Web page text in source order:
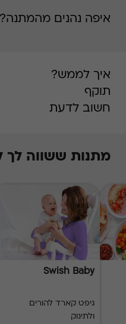
איפה נהנים מהמתנה?
איך לממש?
תוקף
חשוב לדעת
מתנות ששווה לך
Swish Baby
גיפט קארד להורים
ולתינוק